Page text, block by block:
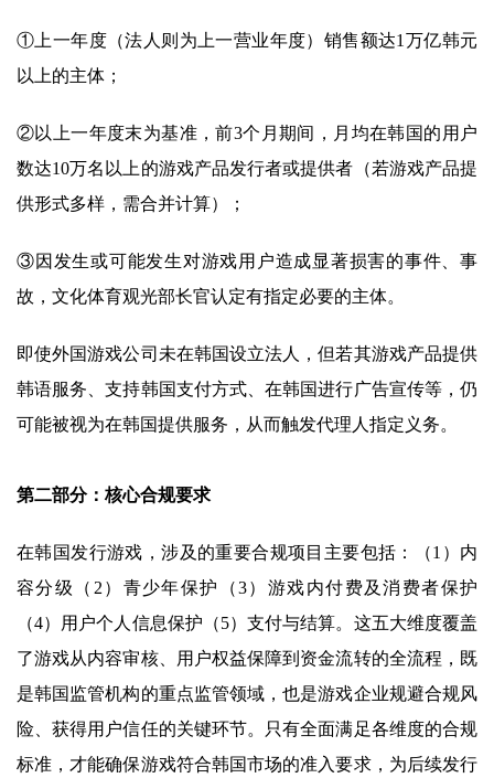
①上一年度（法人则为上一营业年度）销售额达1万亿韩元
以上的主体；
②以上一年度末为基准，前3个月期间，月均在韩国的用户
数达10万名以上的游戏产品发行者或提供者（若游戏产品提
供形式多样，需合并计算）；
③因发生或可能发生对游戏用户造成显著损害的事件、事
故，文化体育观光部长官认定有指定必要的主体。
即使外国游戏公司未在韩国设立法人，但若其游戏产品提供
韩语服务、支持韩国支付方式、在韩国进行广告宣传等，仍
可能被视为在韩国提供服务，从而触发代理人指定义务。
第二部分：核心合规要求
在韩国发行游戏，涉及的重要合规项目主要包括：（1）内
容分级（2）青少年保护（3）游戏内付费及消费者保护
（4）用户个人信息保护（5）支付与结算。这五大维度覆盖
了游戏从内容审核、用户权益保障到资金流转的全流程，既
是韩国监管机构的重点监管领域，也是游戏企业规避合规风
险、获得用户信任的关键环节。只有全面满足各维度的合规
标准，才能确保游戏符合韩国市场的准入要求，为后续发行